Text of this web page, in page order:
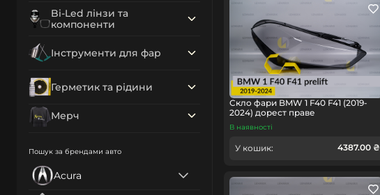
Bi-Led лінзи та
компоненти
Інструменти для фар
Герметик та рідини
Мерч
Пошук за брендами авто
Acura
Скло фари BMW 1 F40 F41 (2019-
2024) дорест праве
В наявності
У кошик: 4387.00 ₴